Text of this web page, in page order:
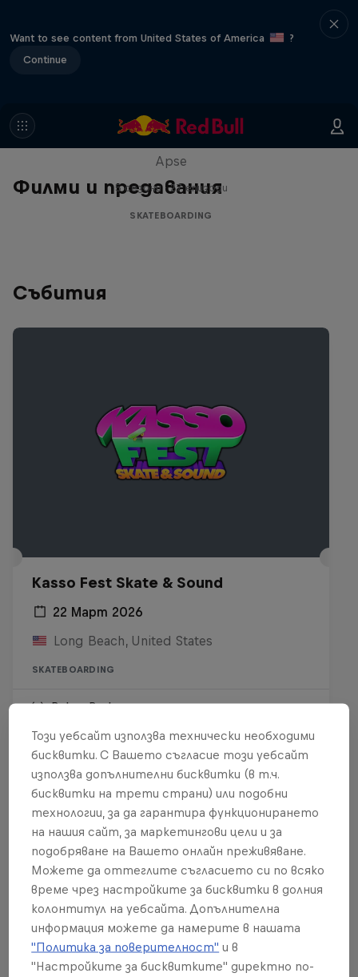
Want to see content from United States of America
?
Continue
Филми и предавания
Skate Tales
Apse
5 сезони · 27 епизоди
SKATEBOARDING
Събития
Kasso Fest Skate & Sound
22 Март 2026
Long Beach, United States
SKATEBOARDING
Виж на Replay
Още от това?
Skateboarding
Welcome to the Red Bull Skateboarding hub, your
Този уебсайт използва технически необходими
бисквитки. С Вашето съгласие този уебсайт
използва допълнителни бисквитки (в т.ч.
бисквитки на трети страни) или подобни
технологии, за да гарантира функционирането
на нашия сайт, за маркетингови цели и за
подобряване на Вашето онлайн преживяване.
Можете да оттеглите съгласието си по всяко
време чрез настройките за бисквитки в долния
колонтитул на уебсайта. Допълнителна
информация можете да намерите в нашата
"Политика за поверителност" и в
"Настройките за бисквитките" директно по-